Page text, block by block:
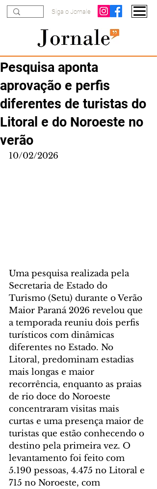
Siga o Jornale
Pesquisa aponta
aprovação e perfis
diferentes de turistas do
Litoral e do Noroeste no
verão
10/02/2026
Uma pesquisa realizada pela
Secretaria de Estado do
Turismo (Setu) durante o Verão
Maior Paraná 2026 revelou que
a temporada reuniu dois perfis
turísticos com dinâmicas
diferentes no Estado. No
Litoral, predominam estadias
mais longas e maior
recorrência, enquanto as praias
de rio doce do Noroeste
concentraram visitas mais
curtas e uma presença maior de
turistas que estão conhecendo o
destino pela primeira vez. O
levantamento foi feito com
5.190 pessoas, 4.475 no Litoral e
715 no Noroeste, com